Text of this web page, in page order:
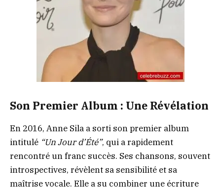
Son Premier Album : Une Révélation
En 2016, Anne Sila a sorti son premier album
intitulé “Un Jour d’Été”, qui a rapidement
rencontré un franc succès. Ses chansons, souvent
introspectives, révèlent sa sensibilité et sa
maîtrise vocale. Elle a su combiner une écriture